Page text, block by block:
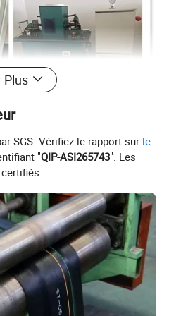
Plus
SGS. Vérifiez le rapport sur le
"QIP-ASI265743". Les